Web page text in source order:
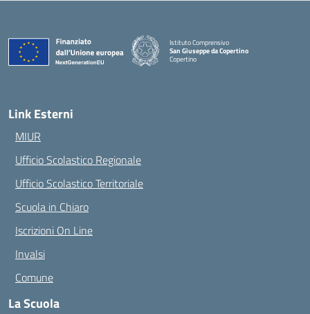
Istituto Comprensivo
San Giuseppe da Copertino
Copertino
— Visita la pagina iniziale della scuola
Link Esterni
MIUR
Ufficio Scolastico Regionale
Ufficio Scolastico Territoriale
Scuola in Chiaro
Iscrizioni On Line
Invalsi
Comune
La Scuola